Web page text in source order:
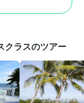
クラスのツアー